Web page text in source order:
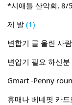
*시애틀 산악회, 8/
제 발 (1)
변합기 글 올린 사
변압기 필요 하신
Gmart -Penny
휴매나 베네핏 카